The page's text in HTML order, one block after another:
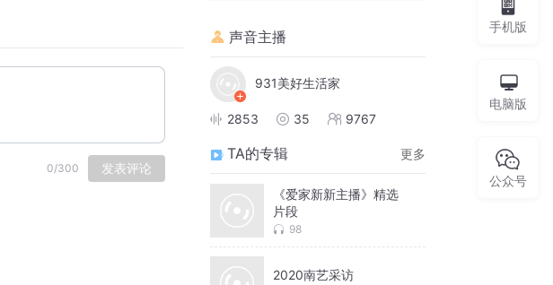
0/300 发表评论
声音主播
931美好生活家
2853 35 9767
TA的专辑 更多
《爱家新新主播》精选
片段
98
2020南艺采访
手机版
电脑版
公众号